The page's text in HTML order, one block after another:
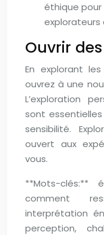
éthique
explorateurs
Ouvrir
En explorant
ouvrez à une
L’exploration
sont
sensibilité.
ouvert aux
vous.
**Mots-clés:**
comment
interprétation
perception,